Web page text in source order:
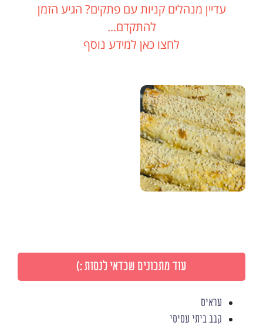
עדיין מנהלים קניות עם פתקים? הגיע הזמן
להתקדם...
לחצו כאן למידע נוסף
עוד מתכונים שכדאי לנסות :)
עראיס
קבב ביתי עסיסי